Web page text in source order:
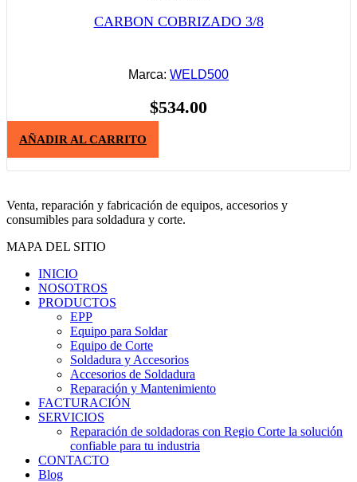
CARBON COBRIZADO 3/8
Marca: WELD500
$534.00
AÑADIR AL CARRITO
Venta, reparación y fabricación de equipos, accesorios y
consumibles para soldadura y corte.
MAPA DEL SITIO
INICIO
NOSOTROS
PRODUCTOS
EPP
Equipo para Soldar
Equipo de Corte
Soldadura y Accesorios
Accesorios de Soldadura
Reparación y Mantenimiento
FACTURACIÓN
SERVICIOS
Reparación de soldadoras con Regio Corte la solución
confiable para tu industria
CONTACTO
Blog